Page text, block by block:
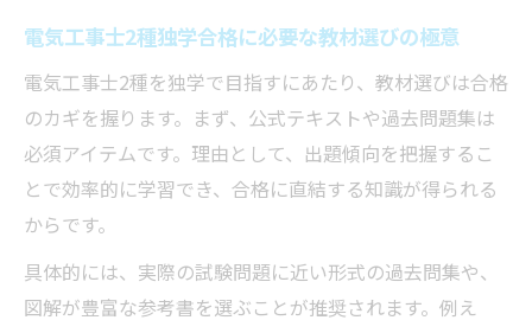
電気工事士2種独学合格に必要な教材選びの極意
電気工事士2種を独学で目指すにあたり、教材選びは合格
のカギを握ります。まず、公式テキストや過去問題集は
必須アイテムです。理由として、出題傾向を把握するこ
とで効率的に学習でき、合格に直結する知識が得られる
からです。
具体的には、実際の試験問題に近い形式の過去問集や、
図解が豊富な参考書を選ぶことが推奨されます。例え